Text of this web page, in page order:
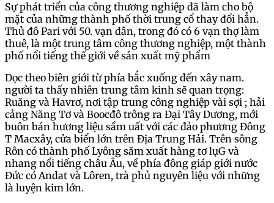
Sự phát triển của công thương nghiệp đã làm cho bộ
mặt của những thành phố thời trung cổ thay đổi hẳn.
Thủ đô Pari với 50. vạn dân, trong đó có 6 vạn thợ làm
thuê, là một trung tâm công thương nghiệp, một thành
phố nổi tiếng thế giới về sản xuất mỹ phẩm
Dọc theo biên giới từ phía bắc xuống đến xây nam.
người ta thấy nhiên trung tâm kinh sẽ quan trọng:
Ruăng và Havrơ, nơi tập trung công nghiệp vài sợi ; hải
cảng Năng Tơ và Boocđô trông ra Đại Tây Dương, mới
buôn bán hương liệu sầm uất với các đảo phương Đông
T Macxây, cửa biển lớn trên Địa Trung Hải. Trên sông
Rôn có thành phố Lyông săm xuất hàng tơ lụG và
nhang nổi tiếng châu Âu, về phía đông giáp giới nước
Đức có Andat và Lôren, trà phủ nguyên liệu với những
là luyện kim lớn.